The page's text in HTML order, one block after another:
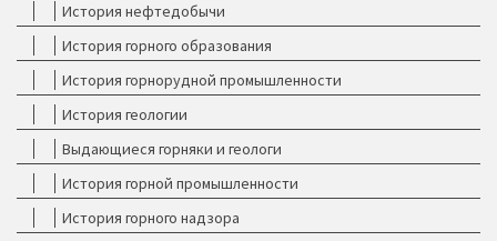
История нефтедобычи
История горного образования
История горнорудной промышленности
История геологии
Выдающиеся горняки и геологи
История горной промышленности
История горного надзора